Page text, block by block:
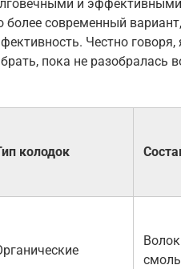
и эффективными
более современный
Честно
пока не разобралась
колодок